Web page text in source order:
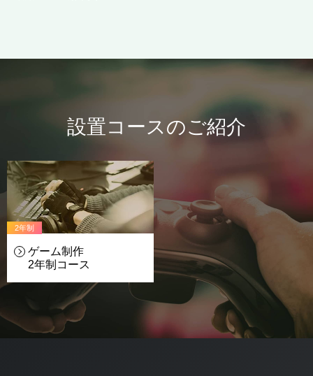
設置コースのご紹介
2年制
ゲーム制作
2年制 コース